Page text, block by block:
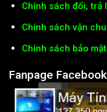
Chính sách đổi, trả
Chính sách vận
Chính sách bảo
Fanpage